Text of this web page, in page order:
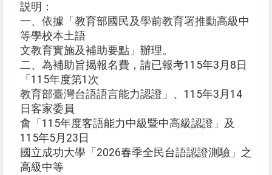
説明：
一、依據「教育部國民及學前教育署推動高級中
等學校本土語
文教育實施及補助要點」辦理。
二、為補助旨揭報名費，請已報考115年3月8日
「115年度第1次
教育部臺灣台語語言能力認證」、115年3月14
日客家委員
會「115年度客語能力中級暨中高級認證」及
115年5月23日
國立成功大學「2026春季全民台語認證測驗」之
高級中等